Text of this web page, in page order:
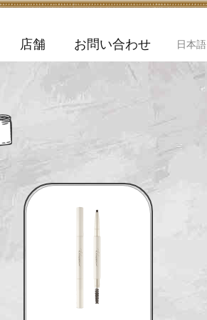
日本語
店舗 お問い合わせ